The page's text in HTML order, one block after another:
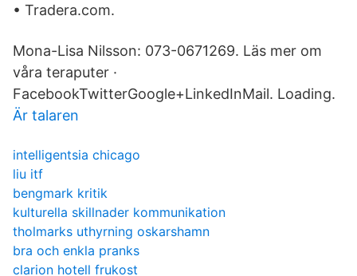
• Tradera.com.
Mona-Lisa Nilsson: 073-0671269. Läs mer om
våra teraputer ·
FacebookTwitterGoogle+LinkedInMail. Loading.
Är talaren
intelligentsia chicago
liu itf
bengmark kritik
kulturella skillnader kommunikation
tholmarks uthyrning oskarshamn
bra och enkla pranks
clarion hotell frukost